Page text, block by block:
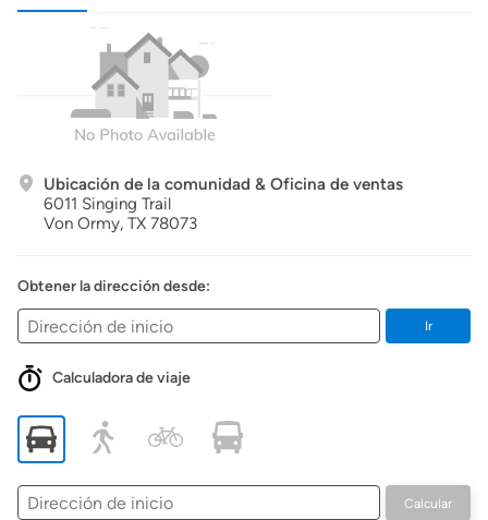
Ubicación de la comunidad & Oficina de ventas
6011 Singing Trail
Von Ormy, TX 78073
Obtener la dirección desde:
Ir
Calculadora de viaje
Dirección
de
Calcular